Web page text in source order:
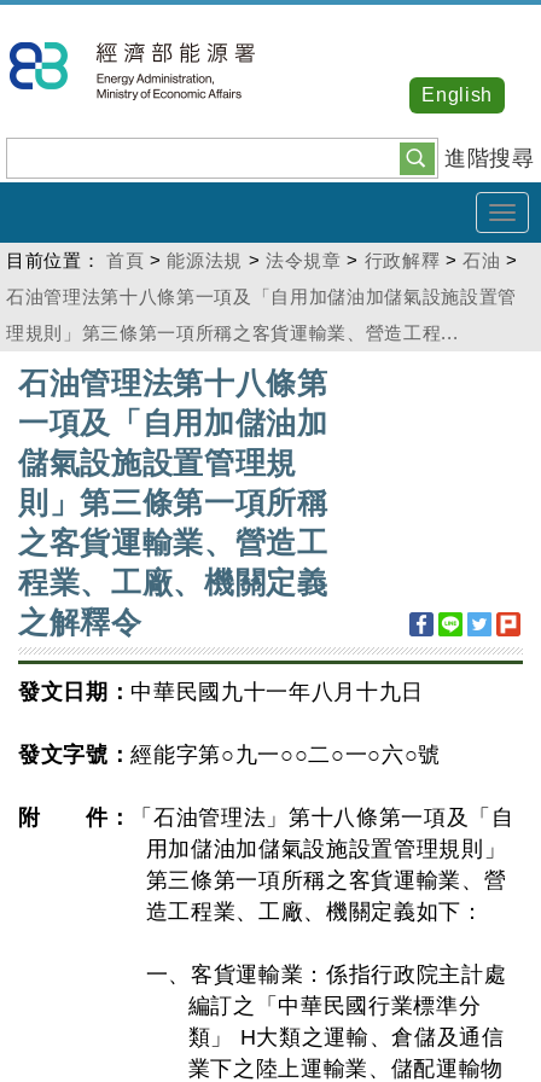
到
主
內
容
進階搜尋
English
目前位置： 首頁 >能源法規 >法令規章 > 行政解釋 >石油 >
石油管理法第十八條第一項及「自用加儲油加儲氣設施設置管
理規則」第三條第一項所稱之客貨運輸業、營造工程...
:::
石油管理法第十八條第
一項及「自用加儲油加
儲氣設施設置管理規
則」第三條第一項所稱
之客貨運輸業、營造工
程業、工廠、機關定義
之解釋令
發文日期： 中華民國九十一年八月十九日
發文字號：經能字第○九一○○二○一○六○號
附 件：
「石油管理法」第十八條第一項及「自
用加儲油加儲氣設施設置管理規則」
第三條第一項所稱之客貨運輸業、營
造工程業、工廠、機關定義如下：
一、客貨運輸業：係指行政院主計處
編訂之「中華民國行業標準分
類」 H大類之運輸、倉儲及通信
業下之陸上運輸業、儲配運輸物